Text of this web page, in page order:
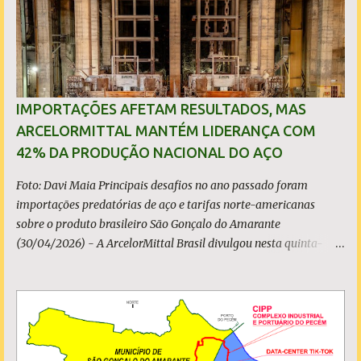
s
IMPORTAÇÕES AFETAM RESULTADOS, MAS
ARCELORMITTAL MANTÉM LIDERANÇA COM
42% DA PRODUÇÃO NACIONAL DO AÇO
Foto: Davi Maia Principais desafios no ano passado foram
importações predatórias de aço e tarifas norte-americanas
sobre o produto brasileiro São Gonçalo do Amarante
(30/04/2026) - A ArcelorMittal Brasil divulgou nesta quinta-
predatórias, sobretudo da China, e as tarifas impostas pelo
Governo dos Estados Unidos afetaram os resultados financeiros
e operacionais da organização e de todo o setor do aço brasileiro.